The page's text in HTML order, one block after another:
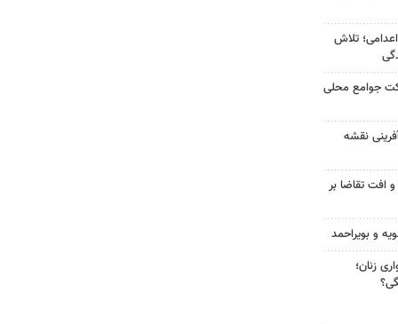
تلاش
جوامع محلی
نقشه
افت تقاضا بر
و بویراحمد
زنان؛